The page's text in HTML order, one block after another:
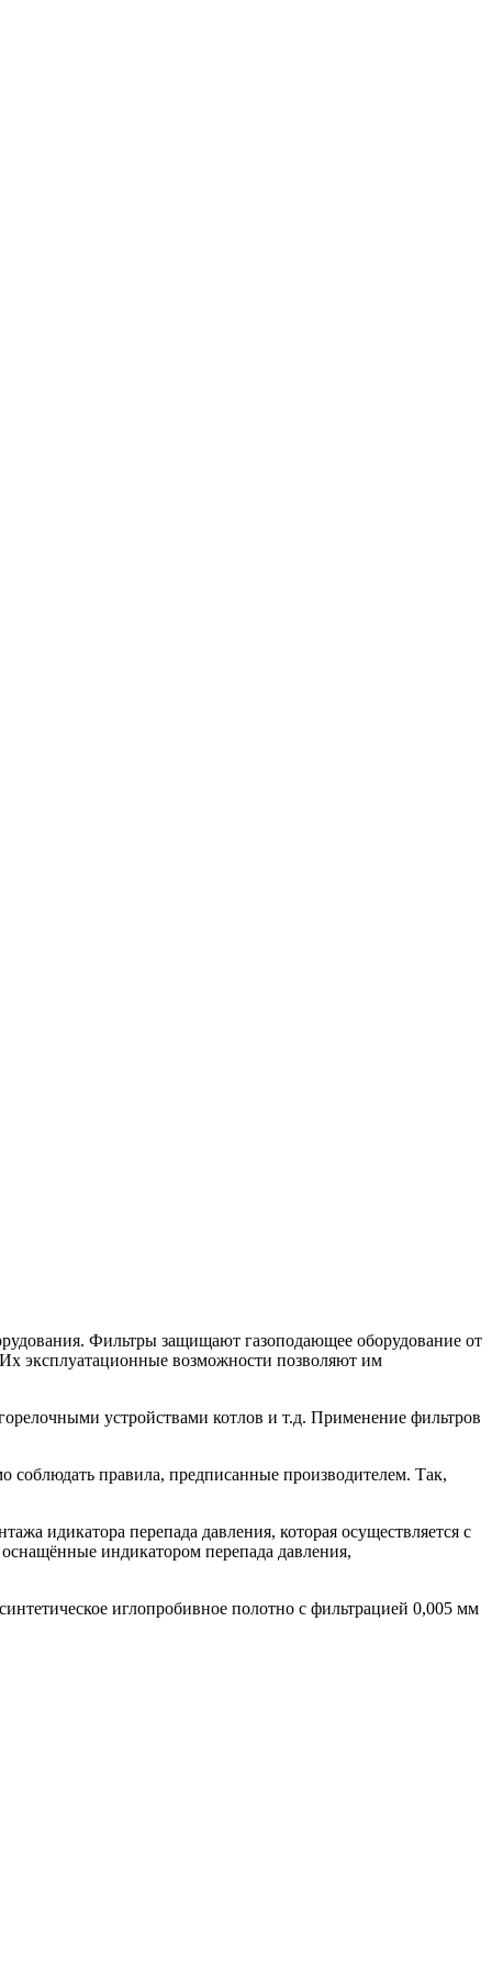
Фильтры защищают газоподающее оборудование от
эксплуатационные возможности позволяют им
устройствами котлов и т.д. Применение фильтров
соблюдать правила, предписанные производителем. Так,
идикатора перепада давления, которая осуществляется с
индикатором перепада давления,
иглопробивное полотно с фильтрацией 0,005 мм